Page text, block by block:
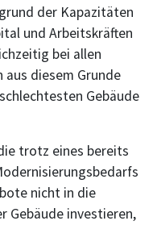
der Kapazitäten
und Arbeitskräften
bei allen
aus diesem Grunde
Gebäude
trotz eines bereits
nicht in die
Gebäude investieren,